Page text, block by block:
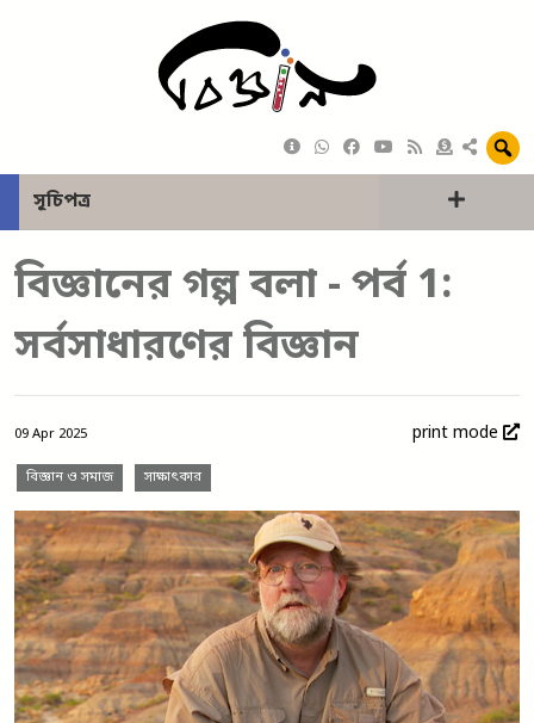
সূচিপত্র
বিজ্ঞানের গল্প বলা - পর্ব 1:
সর্বসাধারণের বিজ্ঞান
09 Apr 2025 print mode
বিজ্ঞান ও সমাজ সাক্ষাৎকার